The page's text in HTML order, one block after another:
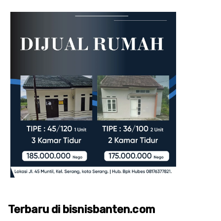
Terbaru di bisnisbanten.com